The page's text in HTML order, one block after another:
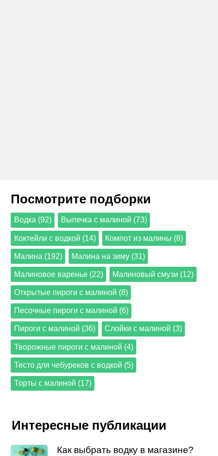
Посмотрите подборки
Водка (92) Выпечка с малиной (73)
Коктейли с водкой (14) Компот из малины (8)
Малина (192) Малина на зиму (31)
Малиновое варенье (22) Малиновый смузи (12)
Открытые пироги с малиной (8)
Песочные пироги с малиной (6)
Пироги с малиной (36) Слойки с малиной (3)
Творожные пироги с малиной (4)
Тесто для чебуреков с водкой (5)
Торты с малиной (17)
Интересные публикации
Как выбрать водку в магазине?